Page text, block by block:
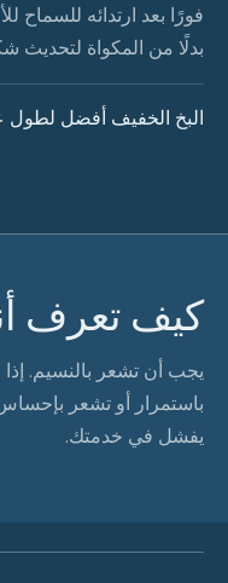
فورًا بعد ارتدائه للسماح
بدلًا من المكواة لتحديث
البخ الخفيف أفضل لطول
كيف تعرف
يجب أن تشعر بالنسيم.
باستمرار أو تشعر
يفشل في خدمتك.